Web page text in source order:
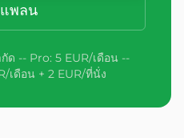
พลน
ด -- Pro: 5 EUR/เดือน --
เดือน + 2 EUR/ที่นั่ง